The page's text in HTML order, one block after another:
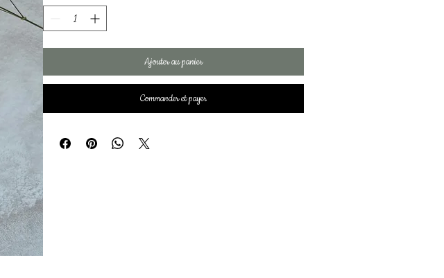
Ajouter au panier
Commander et payer